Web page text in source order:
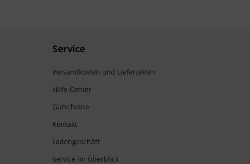
Service
Versandkosten und Lieferzeiten
Hilfe-Center
Gutscheine
Kontakt
Ladengeschäft
Service im Überblick